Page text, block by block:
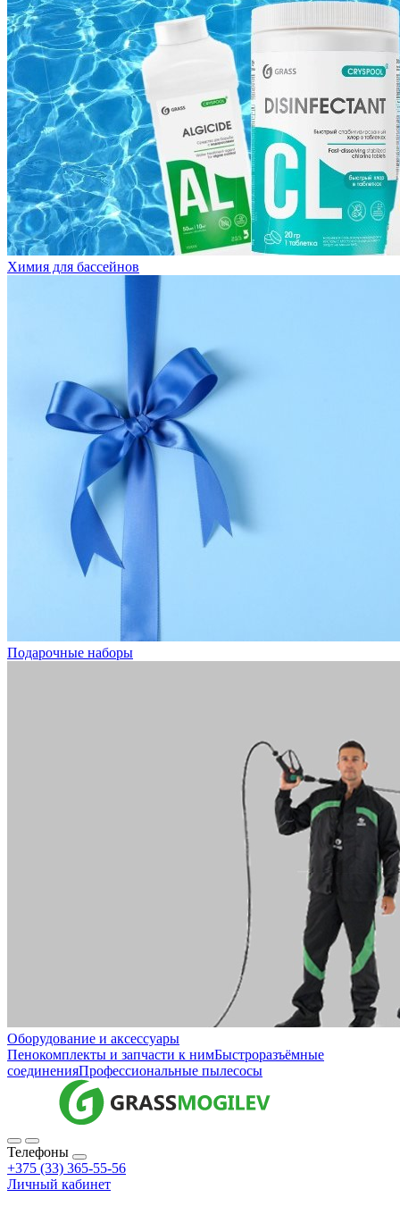
Химия для бассейнов
Подарочные наборы
Оборудование и аксессуары
Пенокомплекты и запчасти к нимБыстроразъёмные
соединенияПрофессиональные пылесосы
Телефоны
+375 (33) 365-55-56
Личный кабинет